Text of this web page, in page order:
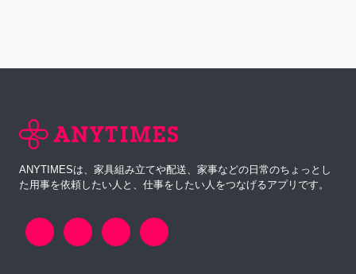
ANYTIMESは、家具組み立てや配送、家事などの日常のちょっとし
た用事を依頼したい人と、仕事をしたい人をつなげるアプリです。